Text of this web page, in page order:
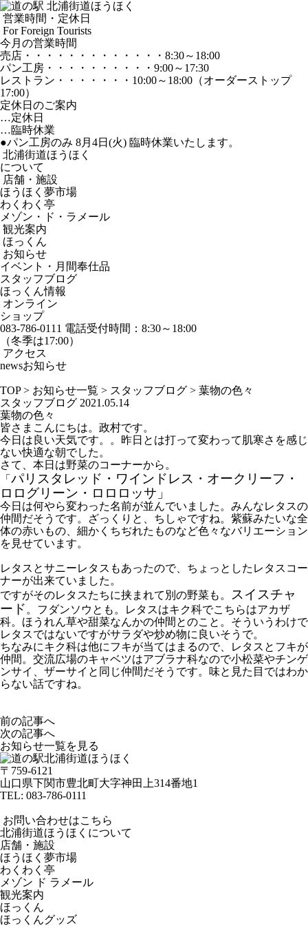
営業時間・定休日
For Foreign Tourists
今月の営業時間
売店 ・・・・・・・・・・・・・ 8:30～18:00
パン工房 ・・・・・・・・・・ 9:00～17:30
レストラン ・・・・・・・ 10:00～18:00 （オーダーストップ
17:00）
定休日のご案内
…定休日
…臨時休業
●パン工房のみ 8月4日(火) 臨時休業いたします。
北浦街道ほうほく
について
店舗・施設
ほうほく夢市場
わくわく亭
メゾン・ド・ラメール
観光案内
ほっくん
お知らせ
イベント・月間奉仕品
スタッフブログ
ほっくん情報
オンライン
ショップ
083-786-0111 電話受付時間：8:30～18:00
（冬季は17:00）
アクセス
newsお知らせ
TOP> お知らせ一覧 > スタッフブログ > 葉物の色々
スタッフブログ 2021.05.14
葉物の色々
皆さまこんにちは。政村です。
今日は良い天気です。。昨日とは打って変わって肌寒さを感じ
ない快適な朝でした。
さて、本日は野菜のコーナーから。
「 パリスタレッド・ワインドレス・オークリーフ・
ロログリーン・ロロロッサ」
今日は何やら変わった名前が並んでいました。みんなレタスの
仲間だそうです。ざっくりと、ちしゃですね。紫蘇みたいな全
体の赤いもの、細かくちぢれたものなど色々なバリエーション
を見せています。
レタスとサニーレタスもあったので、ちょっとしたレタスコー
ナーが出来ていました。
ですがそのレタスたちに挟まれて別の野菜も。
スイスチャ
ード 。フダンソウとも。レタスはキク科でこちらはアカザ
科。ほうれん草や甜菜なんかの仲間とのこと。そういうわけで
レタスではないですがサラダや炒め物に良いそうで。
ちなみにキク科は他にフキが当てはまるので、レタスとフキが
仲間。交流広場のキャベツはアブラナ科なので小松菜やチンゲ
ンサイ、ザーサイと同じ仲間だそうです。味と見た目ではわか
らない話ですね。
前の記事へ
次の記事へ
お知らせ一覧を見る
〒759-6121
山口県下関市豊北町大字神田上314番地1
TEL: 083-786-0111
お問い合わせはこちら
北浦街道ほうほくについて
店舗・施設
ほうほく夢市場
わくわく亭
メゾン ド ラメール
観光案内
ほっくん
ほっくんグッズ